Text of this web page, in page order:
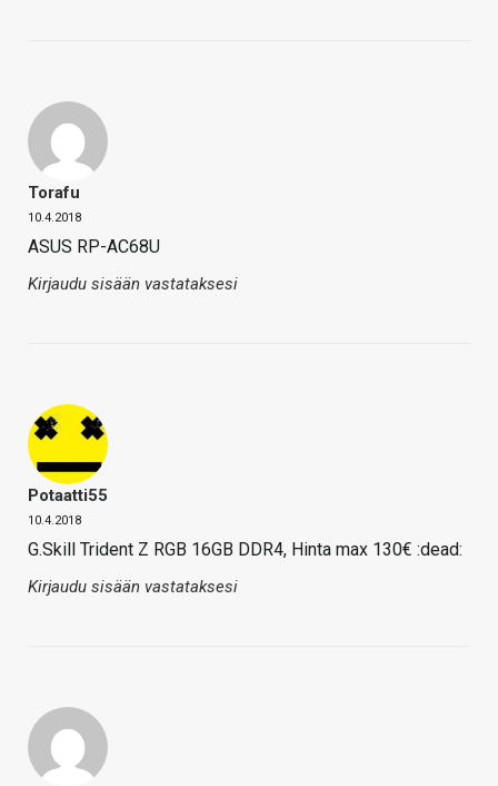
Torafu
10.4.2018
ASUS RP-AC68U
Kirjaudu sisään vastataksesi
Potaatti55
10.4.2018
G.Skill Trident Z RGB 16GB DDR4, Hinta max 130€ :dead:
Kirjaudu sisään vastataksesi